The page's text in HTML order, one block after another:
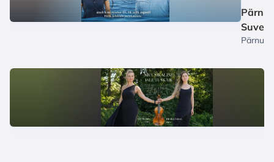
Pärnu
esitleb:
kirjad
Pärnu